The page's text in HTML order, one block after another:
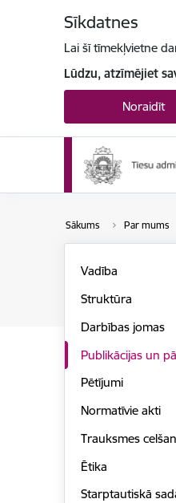
Sīkdatnes
Lai šī tīmekļvietne
Lūdzu, atzīmējiet
Noraidīt
Sākums Par mums
Vadība
Struktūra
Darbības jomas
Publikācijas un
Pētījumi
Normatīvie akti
Trauksmes
Ētika
Starptautiskā